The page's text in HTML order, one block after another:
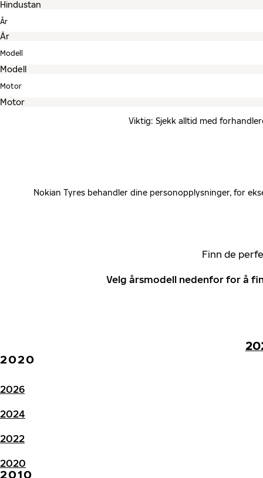
År
Modell
Motor
Viktig: Sjekk alltid med
Nokian Tyres behandler dine personopplysninger, for
Finn de
Velg årsmodell nedenfor for å
2020
2026
2024
2022
2020
2010